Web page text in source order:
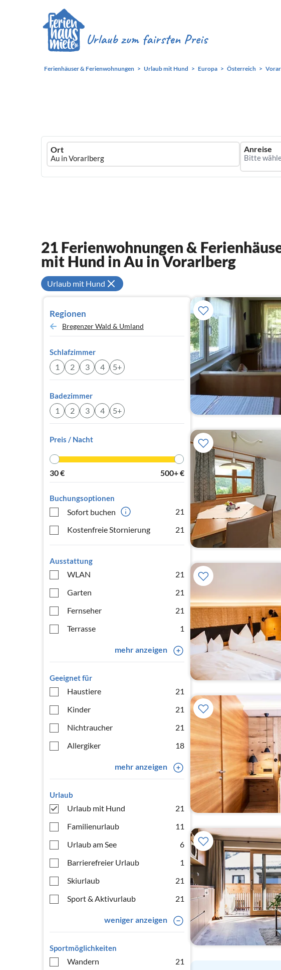
Ferienhäuser & Ferienwohnungen Urlaub mit Hund Europa Österreich
Ferienhausmiete
logo
Ort Anreise
21 Ferienwohnungen &
mit Hund in Au in Vorarlberg
Urlaub mit Hund
Regionen
Bregenzer Wald & Umland
Schlafzimmer
1 2 3 4 5+
Badezimmer
1 2 3 4 5+
Preis / Nacht
30€ 500+€
Buchungsoptionen
Sofort buchen
21
Kostenfreie Stornierung
21
Ausstattung
WLAN
21
Garten
21
Fernseher
21
Terrasse
1
mehr anzeigen
Geeignet für
Haustiere
21
Kinder
21
Nichtraucher
21
Allergiker
18
mehr anzeigen
Urlaub
Urlaub mit Hund
21
Familienurlaub
11
Urlaub am See
6
Barrierefreier Urlaub
1
Skiurlaub
21
Sport & Aktivurlaub
21
weniger anzeigen
Sportmöglichkeiten
Wandern
21